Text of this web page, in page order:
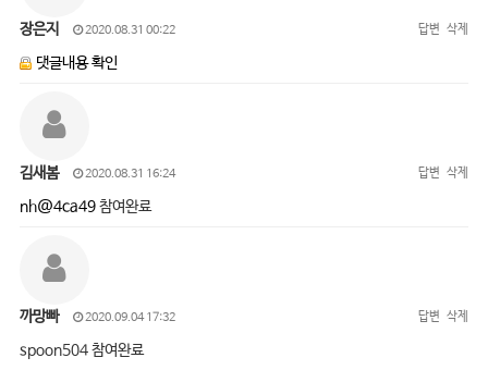
장은지 2020.08.31 00:22 답변 삭제
댓글내용 확인
김새봄 2020.08.31 16:24 답변 삭제
nh@4ca49참여완료
까망빠 2020.09.04 17:32 답변 삭제
spoon504 참여완료